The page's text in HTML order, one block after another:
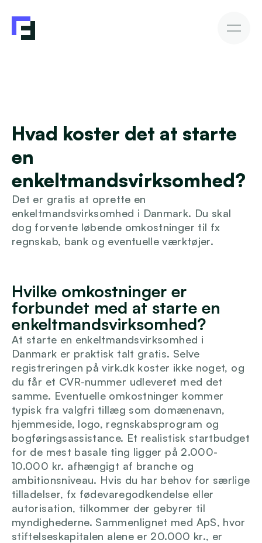
Finansiering
For investorer
Viden
Blive investor
Hvad koster det at starte
en
enkeltmandsvirksomhed?
Det er gratis at oprette en
enkeltmandsvirksomhed i Danmark. Du skal
dog forvente løbende omkostninger til fx
regnskab, bank og eventuelle værktøjer.
Hvilke omkostninger er
forbundet med at starte en
enkeltmandsvirksomhed?
At starte en enkeltmandsvirksomhed i
Danmark er praktisk talt gratis. Selve
registreringen på virk.dk koster ikke noget, og
du får et CVR-nummer udleveret med det
samme. Eventuelle omkostninger kommer
typisk fra valgfri tillæg som domænenavn,
hjemmeside, logo, regnskabsprogram og
bogføringsassistance. Et realistisk startbudget
for de mest basale ting ligger på 2.000-
10.000 kr. afhængigt af branche og
ambitionsniveau. Hvis du har behov for særlige
tilladelser, fx fødevaregodkendelse eller
autorisation, tilkommer der gebyrer til
myndighederne. Sammenlignet med ApS, hvor
stiftelseskapitalen alene er 20.000 kr., er